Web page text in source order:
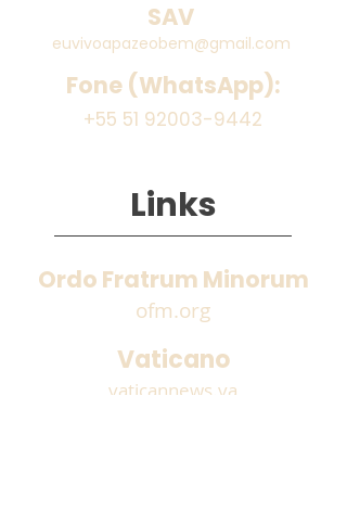
SAV
euvivoapazeobem@gmail.com
Fone (WhatsApp):
+55 51 92003-9442
Links
Ordo Fratrum Minorum
ofm.org
Vaticano
vaticannews.va